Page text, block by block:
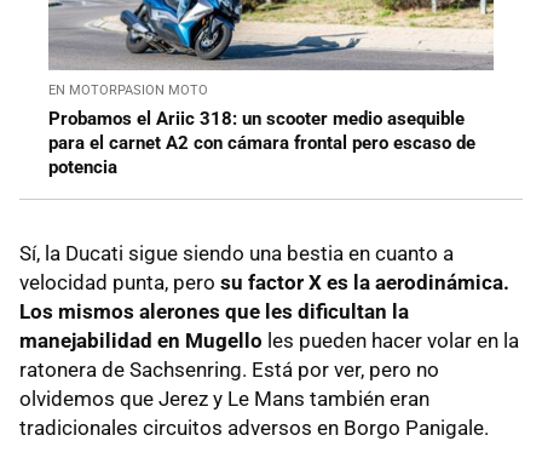
EN MOTORPASION MOTO
Probamos el Ariic 318: un scooter medio asequible
para el carnet A2 con cámara frontal pero escaso de
potencia
Sí, la Ducati sigue siendo una bestia en cuanto a
velocidad punta, pero su factor X es la aerodinámica.
Los mismos alerones que les dificultan la
manejabilidad en Mugello les pueden hacer volar en la
ratonera de Sachsenring. Está por ver, pero no
olvidemos que Jerez y Le Mans también eran
tradicionales circuitos adversos en Borgo Panigale.